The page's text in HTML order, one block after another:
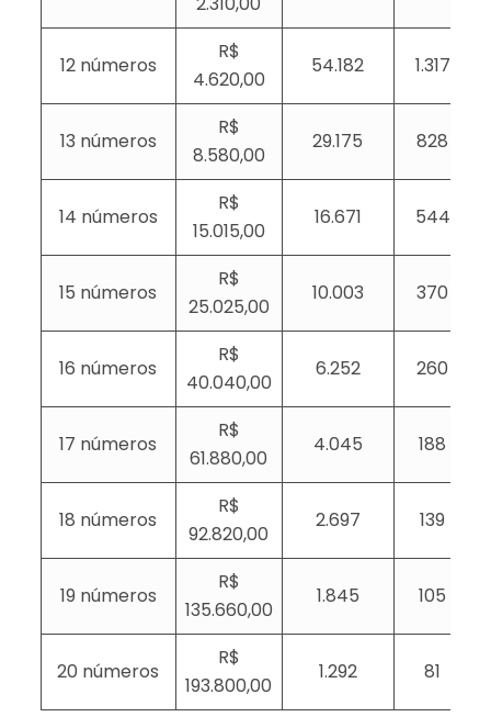
12 números
R$
4.620,00
54.182 1.317
13 números
R$
8.580,00
29.175 828
14 números
R$
15.015,00
16.671 544
15 números
R$
25.025,00
10.003 370
16 números
R$
40.040,00
6.252 260
17 números
R$
61.880,00
4.045 188
18 números
R$
92.820,00
2.697 139
19 números
R$
135.660,00
1.845 105
20 números
R$
193.800,00
1.292 81